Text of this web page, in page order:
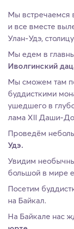
Мы встречаемся
и все вместе
Улан-Удэ,
Мы едем в
Иволгинский
Мы сможем там
буддисткими
ушедшего в
лама XII Даши-
Проведём
Удэ.
Увидим
большой в мире
Посетим
на Байкал.
На Байкале нас